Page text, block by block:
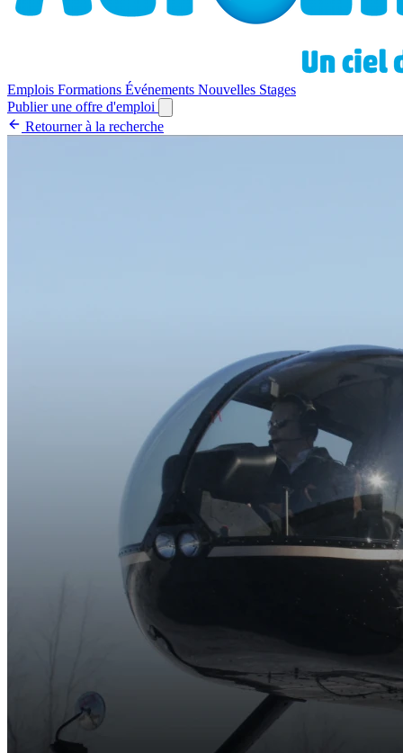
Emplois Formations Événements Nouvelles Stages
Publier une offre d'emploi
Retourner à la recherche